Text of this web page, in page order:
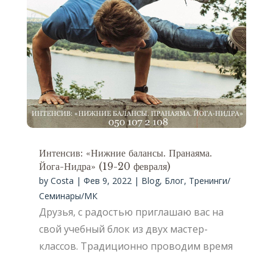
Интенсив: «Нижние балансы. Пранаяма.
Йога-Нидра» (19-20 февраля)
by Costa | Фев 9, 2022| Blog, Блог, Тренинги/
Семинары/МК
Друзья, с радостью приглашаю вас на
свой учебный блок из двух мастер-
классов. Традиционно проводим время